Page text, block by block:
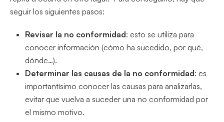
seguir los siguientes pasos:
Revisar la no conformidad: esto se utiliza para
conocer información (cómo ha sucedido, por qué,
dónde…).
Determinar las causas de la no conformidad: es
importantísimo conocer las causas para analizarlas,
evitar que vuelva a suceder una no conformidad por
el mismo motivo.